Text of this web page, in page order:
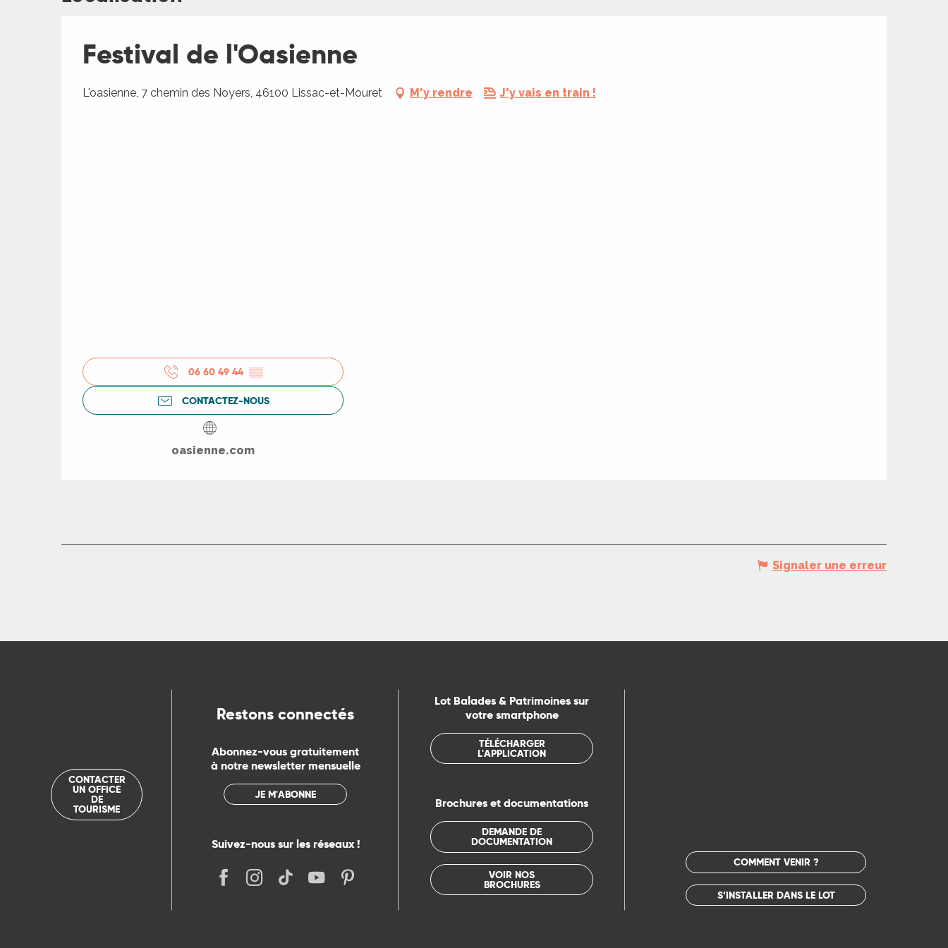
Festival de l'Oasienne
L'oasienne, 7 chemin des Noyers, 46100 Lissac-et-Mouret M'y rendre J'y vais en train !
06 60 49 44 ▒▒
CONTACTEZ-NOUS
oasienne.com
Signaler une erreur
CONTACTER
UN OFFICE
DE
TOURISME
Restons connectés
Abonnez-vous gratuitement
à notre newsletter mensuelle
JE M'ABONNE
Suivez-nous sur les réseaux !
Lot Balades & Patrimoines sur
votre smartphone
TÉLÉCHARGER
L'APPLICATION
Brochures et documentations
DEMANDE DE
DOCUMENTATION
VOIR NOS
BROCHURES
COMMENT VENIR ?
S’INSTALLER DANS LE LOT